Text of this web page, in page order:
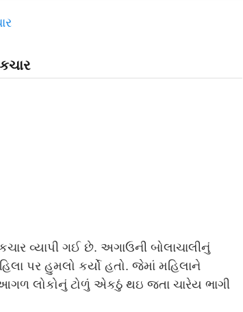
વ્યાપી ગઈ છે. અગાઉની બોલાચાલીનું
પર હુમલો કર્યો હતો. જેમાં મહિલાને
લોકોનું ટોળું એકઠું થઇ જતા ચારેય ભાગી